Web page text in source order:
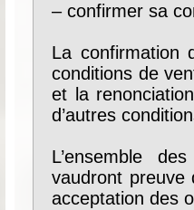
– confirmer sa
La confirmation
conditions de
et la
d’autres
L’ensemble
vaudront preuve
acceptation des